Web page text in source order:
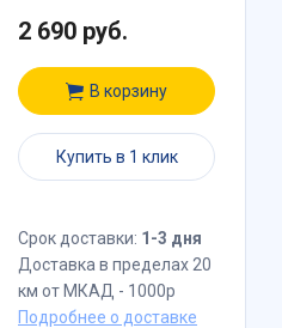
2 690 руб.
В корзину
Купить в 1 клик
Срок доставки: 1-3 дня
Доставка в пределах 20
км от МКАД - 1000р
Подробнее о доставке